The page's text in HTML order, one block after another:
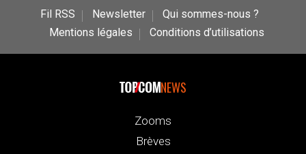
Fil RSS Newsletter
Qui sommes-nous ?
Mentions légales
Conditions d’utilisations
NEWS
Zooms
Brèves